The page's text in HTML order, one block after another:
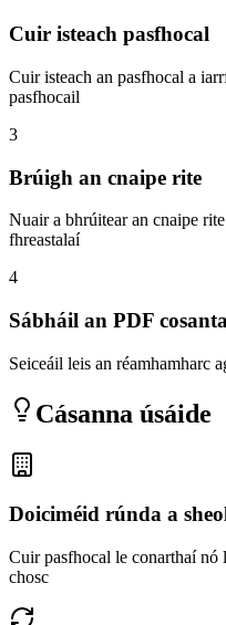
Cuir isteach pasfhocal
Cuir isteach an pasfhocal a
pasfhocail
3
Brúigh an cnaipe rite
Nuair a bhrúitear an cnaipe
fhreastalaí
4
Sábháil an PDF cosanta
Seiceáil leis an réamhamharc
Cásanna úsáide
Doiciméid rúnda a
Cuir pasfhocal le conarthaí nó
chosc